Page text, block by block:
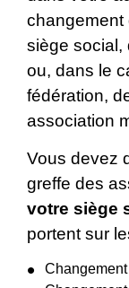
changement
siège social,
ou, dans le
fédération,
association
Vous devez
greffe des
votre siège
portent sur